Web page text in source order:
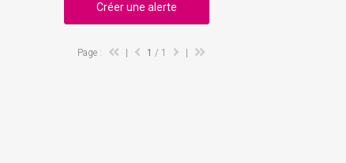
Créer une alerte
Page : 1 / 1